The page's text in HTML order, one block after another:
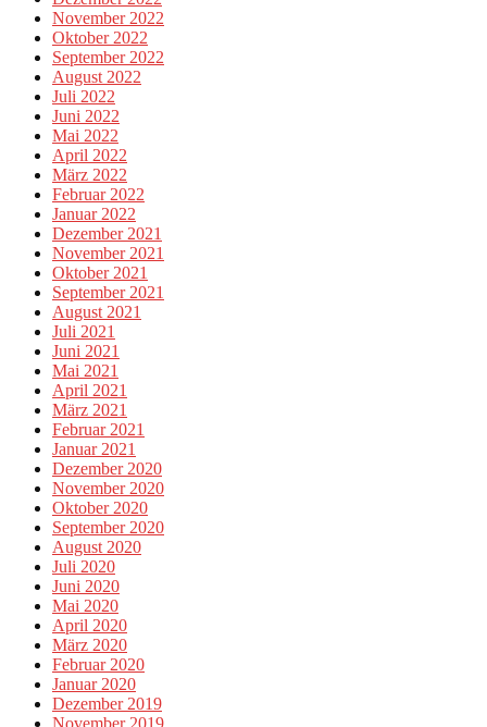
November 2022
Oktober 2022
September 2022
August 2022
Juli 2022
Juni 2022
Mai 2022
April 2022
März 2022
Februar 2022
Januar 2022
Dezember 2021
November 2021
Oktober 2021
September 2021
August 2021
Juli 2021
Juni 2021
Mai 2021
April 2021
März 2021
Februar 2021
Januar 2021
Dezember 2020
November 2020
Oktober 2020
September 2020
August 2020
Juli 2020
Juni 2020
Mai 2020
April 2020
März 2020
Februar 2020
Januar 2020
Dezember 2019
November 2019